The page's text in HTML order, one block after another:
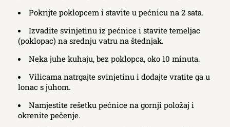
Pokrijte poklopcem i stavite u pećnicu na 2 sata.
Izvadite svinjetinu iz pećnice i stavite temeljac
(poklopac) na srednju vatru na štednjak.
Neka juhe kuhaju, bez poklopca, oko 10 minuta.
Vilicama natrgajte svinjetinu i dodajte vratite ga u
lonac s juhom.
Namjestite rešetku pećnice na gornji položaj i
okrenite pečenje.